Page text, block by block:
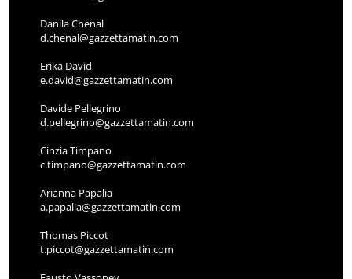
Danila Chenal
d.chenal@gazzettamatin.com
Erika David
e.david@gazzettamatin.com
Davide Pellegrino
d.pellegrino@gazzettamatin.com
Cinzia Timpano
c.timpano@gazzettamatin.com
Arianna Papalia
a.papalia@gazzettamatin.com
Thomas Piccot
t.piccot@gazzettamatin.com